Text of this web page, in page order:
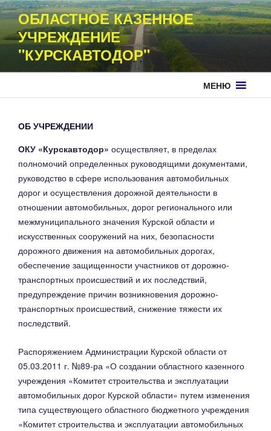
Перейти
к
содержимому
ОБЛАСТНОЕ КАЗЕННОЕ
УЧРЕЖДЕНИЕ
"КУРСКАВТОДОР"
МЕНЮ
ОБ УЧРЕЖДЕНИИ
ОКУ «Курскавтодор» осуществляет, в пределах
полномочий определенных руководящими документами,
руководство в сфере использования автомобильных
дорог и осуществления дорожной деятельности в
отношении автомобильных, дорог регионального или
межмуниципального значения Курской области и
искусственных сооружений на них, безопасности
дорожного движения на автомобильных дорогах,
обеспечение защищенности участников от дорожно-
транспортных происшествий и их последствий,
предупреждение причин возникновения дорожно-
транспортных происшествий, снижение тяжести их
последствий.
Распоряжением Администрации Курской области от
05.03.2011 г. №89-ра «О создании областного казенного
учреждения «Комитет строительства и эксплуатации
автомобильных дорог Курской области» путем изменения
типа существующего областного бюджетного учреждения
«Комитет строительства и эксплуатации автомобильных